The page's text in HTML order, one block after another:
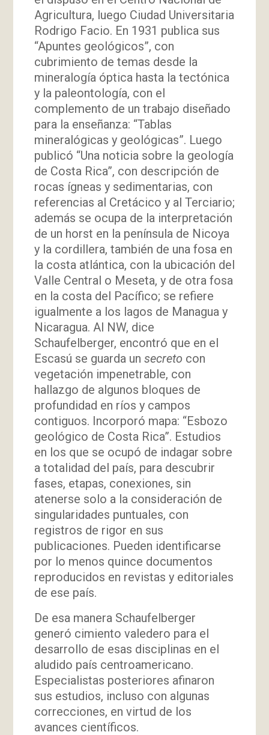
Agricultura, luego Ciudad Universitaria
Rodrigo Facio. En 1931 publica sus
“Apuntes geológicos”, con
cubrimiento de temas desde la
mineralogía óptica hasta la tectónica
y la paleontología, con el
complemento de un trabajo diseñado
para la enseñanza: “Tablas
mineralógicas y geológicas”. Luego
publicó “Una noticia sobre la geología
de Costa Rica”, con descripción de
rocas ígneas y sedimentarias, con
referencias al Cretácico y al Terciario;
además se ocupa de la interpretación
de un horst en la península de Nicoya
y la cordillera, también de una fosa en
la costa atlántica, con la ubicación del
Valle Central o Meseta, y de otra fosa
en la costa del Pacífico; se refiere
igualmente a los lagos de Managua y
Nicaragua. Al NW, dice
Schaufelberger, encontró que en el
Escasú se guarda un secreto con
vegetación impenetrable, con
hallazgo de algunos bloques de
profundidad en ríos y campos
contiguos. Incorporó mapa: “Esbozo
geológico de Costa Rica”. Estudios
en los que se ocupó de indagar sobre
a totalidad del país, para descubrir
fases, etapas, conexiones, sin
atenerse solo a la consideración de
singularidades puntuales, con
registros de rigor en sus
publicaciones. Pueden identificarse
por lo menos quince documentos
reproducidos en revistas y editoriales
de ese país.
De esa manera Schaufelberger
generó cimiento valedero para el
desarrollo de esas disciplinas en el
aludido país centroamericano.
Especialistas posteriores afinaron
sus estudios, incluso con algunas
correcciones, en virtud de los
avances científicos.